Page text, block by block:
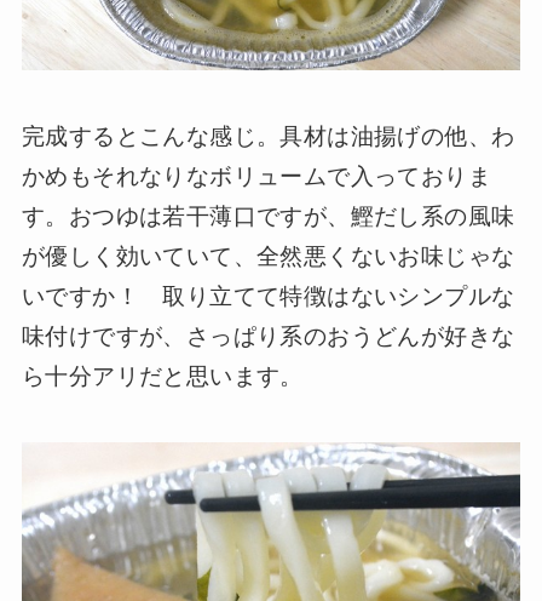
完成するとこんな感じ。具材は油揚げの他、わ
かめもそれなりなボリュームで入っておりま
す。おつゆは若干薄口ですが、鰹だし系の風味
が優しく効いていて、全然悪くないお味じゃな
いですか！ 取り立てて特徴はないシンプルな
味付けですが、さっぱり系のおうどんが好きな
ら十分アリだと思います。